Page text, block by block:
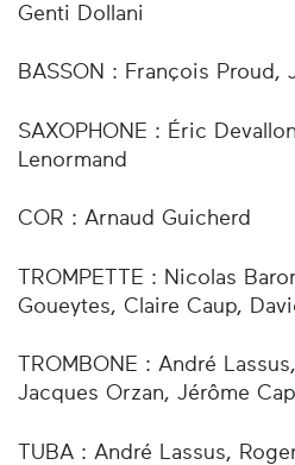
Genti Dollani
BASSON : François Proud,
SAXOPHONE : Éric
Lenormand
COR : Arnaud Guicherd
TROMPETTE : Nicolas
Goueytes, Claire Caup,
TROMBONE : André
Jacques Orzan, Jérôme
TUBA : André Lassus,